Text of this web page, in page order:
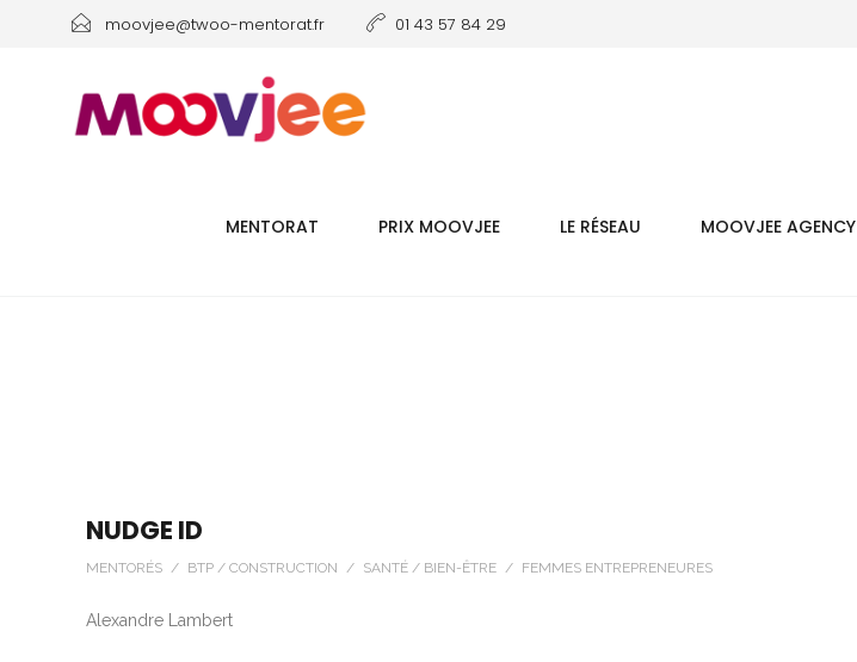
moovjee@twoo-mentorat.fr 01 43 57 84 29
MENTORAT PRIX MOOVJEE LE RÉSEAU MOOVJEE AGENCY
NUDGE ID
MENTORÉS / BTP / CONSTRUCTION / SANTÉ / BIEN-ÊTRE / FEMMES ENTREPRENEURES
Alexandre Lambert